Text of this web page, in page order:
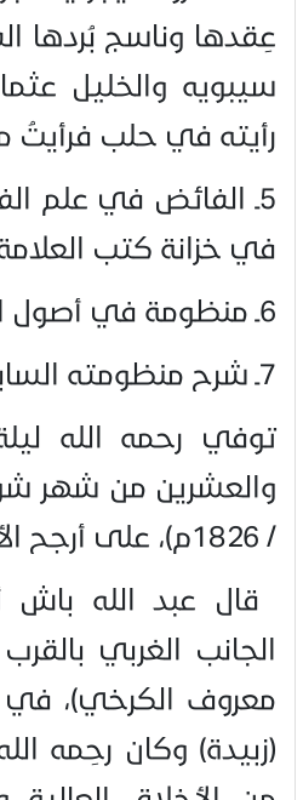
عِقدها وناسج بُردها
سيبويه والخليل
رأيته في حلب فرأيتُ
5ـ الفائض في علم
في خزانة كتب
6ـ منظومة في أصول الفقـه.
7ـ شرح منظومته السابقة
توفي رحمه الله ليلة
/ 1826م)، على أرجح الأقوال.
قال عبد الله
الجانب الغربي
معروف الكرخي)، في
(زبيدة) وكان رحِمه